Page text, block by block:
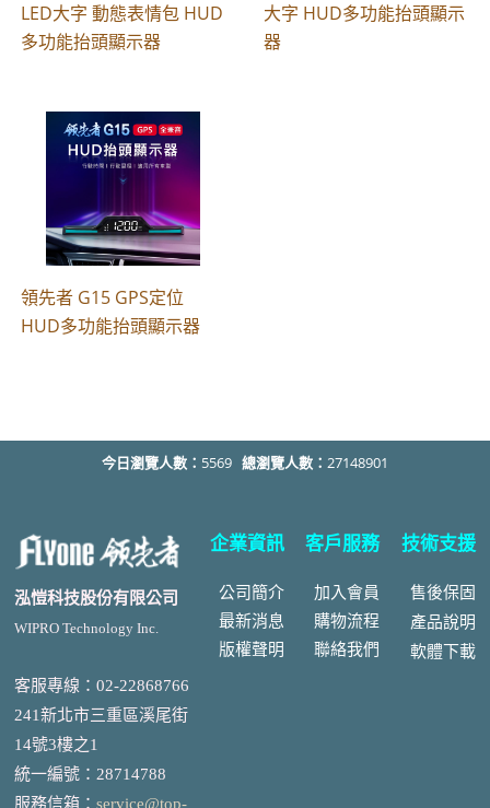
LED大字 動態表情包 HUD
多功能抬頭顯示器
大字 HUD多功能抬頭顯示
器
領先者 G15 GPS定位
HUD多功能抬頭顯示器
今日瀏覽人數： 5569 總瀏覽人數： 27148901
泓愷科技股份有限公司
WIPRO Technology Inc.
客服專線：02-22868766
241新北市三重區溪尾街
14號3樓之1
統一編號 ： 28714788
服務信箱： service@top-
企業資訊
公司簡介
最新消息
版權聲明
客戶服務
加入會員
購物流程
聯絡我們
技術支援
售後保固
產品說明
軟體下載